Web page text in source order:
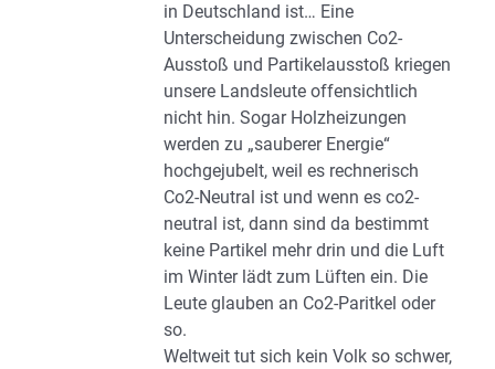
in Deutschland ist… Eine
Unterscheidung zwischen Co2-
Ausstoß und Partikelausstoß kriegen
unsere Landsleute offensichtlich
nicht hin. Sogar Holzheizungen
werden zu „sauberer Energie“
hochgejubelt, weil es rechnerisch
Co2-Neutral ist und wenn es co2-
neutral ist, dann sind da bestimmt
keine Partikel mehr drin und die Luft
im Winter lädt zum Lüften ein. Die
Leute glauben an Co2-Paritkel oder
so.
Weltweit tut sich kein Volk so schwer,